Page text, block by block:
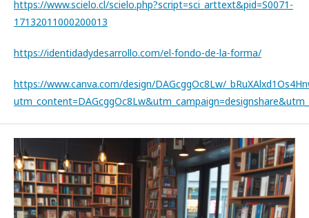
https://www.scielo.cl/scielo.php?script=sci_arttext&pid=S0071-
17132011000200013
https://identidadydesarrollo.com/el-fondo-de-la-forma/
https://www.canva.com/design/DAGcggOc8Lw/